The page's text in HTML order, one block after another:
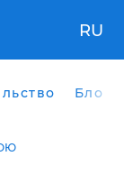
RU
Блоги